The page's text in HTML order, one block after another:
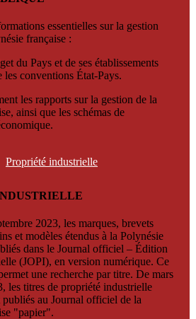
essentielles sur la gestion
française :
du Pays et de ses établissements
les conventions État-Pays.
les rapports sur la gestion de la
ainsi que les schémas de
Propriété industrielle
2023, les marques, brevets
et modèles étendus à la Polynésie
dans le Journal officiel – Édition
(JOPI), en version numérique. Ce
une recherche par titre. De mars
les titres de propriété industrielle
publiés au Journal officiel de la
"papier".